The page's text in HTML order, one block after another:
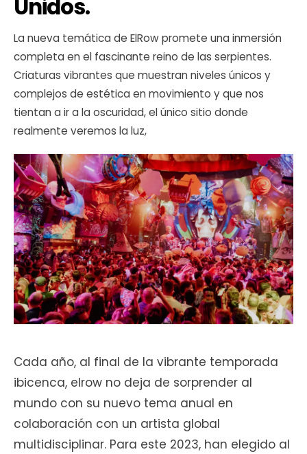
Unidos.
La nueva temática de ElRow promete una inmersión
completa en el fascinante reino de las serpientes.
Criaturas vibrantes que muestran niveles únicos y
complejos de estética en movimiento y que nos
tientan a ir a la oscuridad, el único sitio donde
realmente veremos la luz,
Cada año, al final de la vibrante temporada
ibicenca, elrow no deja de sorprender al
mundo con su nuevo tema anual en
colaboración con un artista global
multidisciplinar. Para este 2023, han elegido al